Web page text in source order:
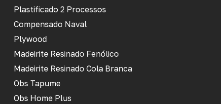
Plastificado 2 Processos
Compensado Naval
Plywood
Madeirite Resinado Fenólico
Madeirite Resinado Cola Branca
Obs Tapume
Obs Home Plus